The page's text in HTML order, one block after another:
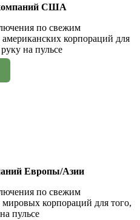
США
по свежим
корпораций для
на пульсе
Европы/Азии
по свежим
корпораций для того,
пульсе